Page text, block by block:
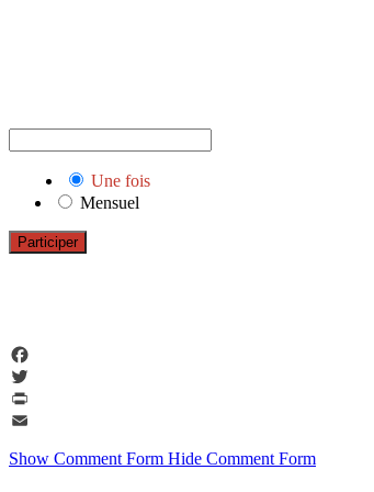
Une fois
Mensuel
Participer
Facebook
Twitter
PrintFriendly
Show Comment Form Hide Comment Form